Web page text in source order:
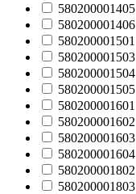
580200001405
580200001406
580200001501
580200001503
580200001504
580200001505
580200001601
580200001602
580200001603
580200001604
580200001802
580200001803